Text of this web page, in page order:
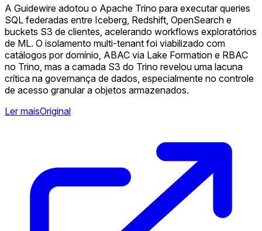
A Guidewire adotou o Apache Trino para executar queries
SQL federadas entre Iceberg, Redshift, OpenSearch e
buckets S3 de clientes, acelerando workflows exploratórios
de ML. O isolamento multi-tenant foi viabilizado com
catálogos por domínio, ABAC via Lake Formation e RBAC
no Trino, mas a camada S3 do Trino revelou uma lacuna
crítica na governança de dados, especialmente no controle
de acesso granular a objetos armazenados.
Ler maisOriginal